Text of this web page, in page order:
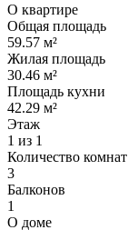
О квартире
Общая площадь
59.57 м²
Жилая площадь
30.46 м²
Площадь кухни
42.29 м²
Этаж
1 из 1
Количество комнат
3
Балконов
1
О доме